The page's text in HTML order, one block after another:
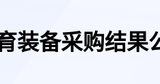
装备采购结果